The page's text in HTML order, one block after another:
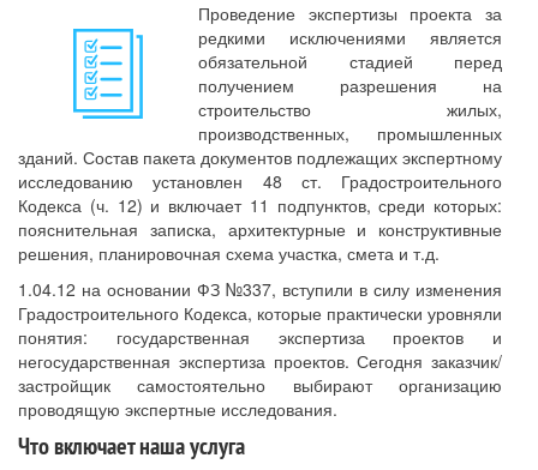
Проведение экспертизы проекта за
редкими исключениями является
обязательной стадией перед
получением разрешения на
строительство жилых,
производственных, промышленных
зданий. Состав пакета документов подлежащих экспертному
исследованию установлен 48 ст. Градостроительного
Кодекса (ч. 12) и включает 11 подпунктов, среди которых:
пояснительная записка, архитектурные и конструктивные
решения, планировочная схема участка, смета и т.д.
1.04.12 на основании ФЗ №337, вступили в силу изменения
Градостроительного Кодекса, которые практически уровняли
понятия: государственная экспертиза проектов и
негосударственная экспертиза проектов. Сегодня заказчик/
застройщик самостоятельно выбирают организацию
проводящую экспертные исследования.
Что включает наша услуга